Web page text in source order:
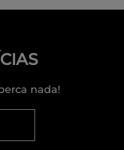
nada!